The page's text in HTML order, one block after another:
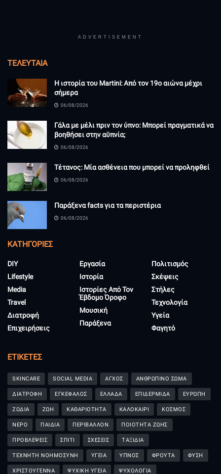
ADVERTISEMENT
ΤΕΛΕΥΤΑΊΑ
Η ιστορία του Martini: Από τον 19ο αιώνα μέχρι
σήμερα
06/08/2026
Γάλα με μέλι πριν τον ύπνο: Μπορεί πραγματικά να
βοηθήσει στην αϋπνία;
06/08/2026
Τέτανος: Μία ασθένεια που μπορεί να προληφθεί
06/08/2026
Παράξενα facts για τα περιστέρια
06/08/2026
KΑΤΗΓΟΡΊΕΣ
DIY
Lifestyle
Media
Travel
Διατροφή
Επιχειρήσεις
Εργασία
Ιστορία
Ιστορίες Από Τον
Έβδομο Όροφο
Μουσική
Παράξενα
Πολιτισμός
Σκέψεις
Στήλες
Τεχνολογία
Υγεία
Φαγητό
ΕΤΙΚΈΤΕΣ
SKINCARE SOCIAL MEDIA ΑΓΧΟΣ ΑΝΘΡΩΠΙΝΟ ΣΩΜΑ
ΔΙΑΤΡΟΦΗ ΕΓΚΕΦΑΛΟΣ ΕΛΛΑΔΑ ΕΠΙΔΕΡΜΙΔΑ ΕΥΡΩΠΗ
ΖΩΔΙΑ ΖΩΗ ΚΑΘΑΡΙΟΤΗΤΑ ΚΑΛΟΚΑΙΡΙ ΚΟΣΜΟΣ
ΝΕΡΟ ΠΑΙΔΙΑ ΠΕΡΙΒΑΛΛΟΝ ΠΟΙΟΤΗΤΑ ΖΩΗΣ
ΠΡΟΒΛΕΨΕΙΣ ΣΠΙΤΙ ΣΧΕΣΕΙΣ ΤΑΞΙΔΙΑ
ΤΕΧΝΗΤΗ ΝΟΗΜΟΣΥΝΗ ΥΓΕΙΑ ΥΠΝΟΣ ΦΡΟΥΤΑ ΦΥΣΗ
ΧΡΙΣΤΟΥΓΕΝΝΑ ΨΥΧΙΚΗ ΥΓΕΙΑ ΨΥΧΟΛΟΓΙΑ